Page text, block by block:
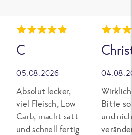
C
05.08.2026
Absolut lecker,
viel Fleisch, Low
Carb, macht satt
und schnell fertig
Bitte so
und